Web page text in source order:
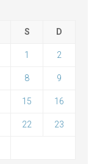
S D
1 2
8 9
15 16
22 23